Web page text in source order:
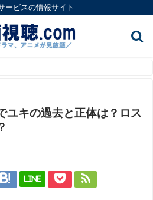
ービスの情報サイト
ユキの過去と正体は？ロス
LINE